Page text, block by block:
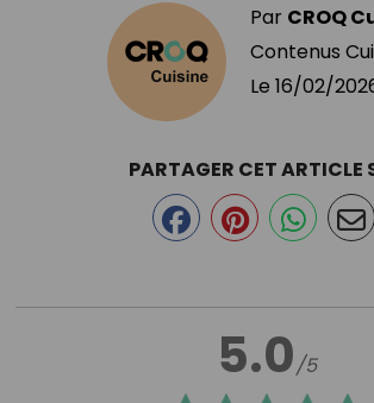
Par CROQ
Contenus
Le 16/02/
5.0/5
PARTAGER CET ARTICLE